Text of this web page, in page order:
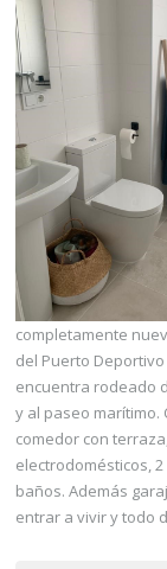
completamente
del Puerto
encuentra rodeado
y al paseo marítimo.
comedor con
electrodomésticos,
baños. Además
entrar a vivir y todo